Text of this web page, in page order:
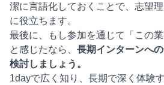
潔に言語化しておくことで、志望
に役立ちます。
最後に、もし参加を通じて「この
と感じたなら、 長期インターンへ
検討しましょう。
1dayで広く知り、長期で深く体験